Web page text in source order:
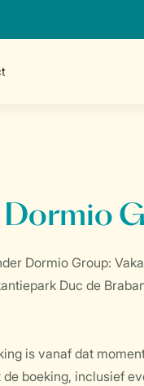
Dormio
Dormio Group:
Duc de
is vanaf dat
boeking, inclusief